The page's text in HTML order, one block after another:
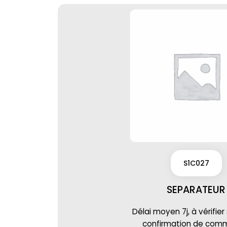
S1C027
SEPARATEUR
Délai moyen 7j, à
confirmation de